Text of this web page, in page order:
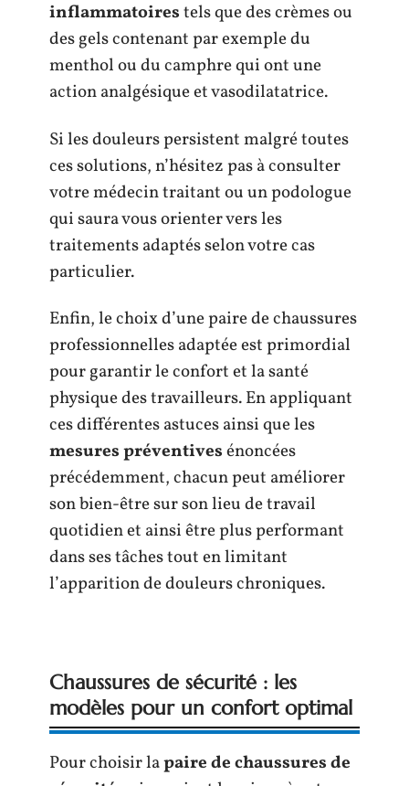
inflammatoirestels que des crèmes ou
des gels contenant par exemple du
menthol ou du camphre qui ont une
action analgésique et vasodilatatrice.
Si les douleurs persistent malgré toutes
ces solutions, n’hésitez pas à consulter
votre médecin traitant ou un podologue
qui saura vous orienter vers les
traitements adaptés selon votre cas
particulier.
Enfin, le choix d’une paire de chaussures
professionnelles adaptée est primordial
pour garantir le confort et la santé
physique des travailleurs. En appliquant
ces différentes astuces ainsi que les
mesures préventivesénoncées
précédemment, chacun peut améliorer
son bien-être sur son lieu de travail
quotidien et ainsi être plus performant
dans ses tâches tout en limitant
l’apparition de douleurs chroniques.
Chaussures de sécurité : les
modèles pour un confort optimal
Pour choisir lapaire de chaussures de